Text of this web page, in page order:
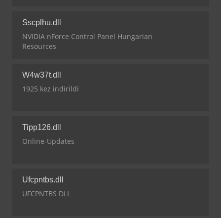
Sscplhu.dll
NVIDIA nForce Control Panel Hungarian
Resources
W4w37t.dll
1925 kez indirildi
Tipp126.dll
Online-Updates
Ufcpntbs.dll
UFCPNTBS DLL